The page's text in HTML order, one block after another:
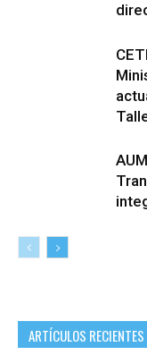
ARTÍCULOS RECIENTES